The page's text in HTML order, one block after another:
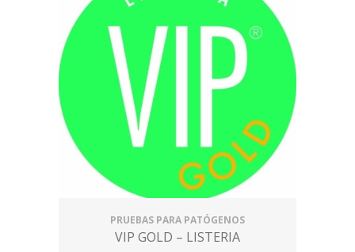
PRUEBAS PARA PATÓGENOS
VIP GOLD – LISTERIA